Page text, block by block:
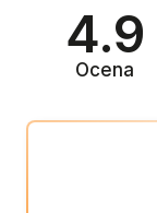
4.9
Ocena